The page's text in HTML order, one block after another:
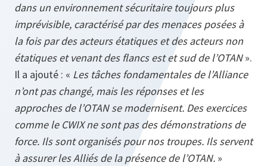
dans un environnement sécuritaire toujours plus
imprévisible, caractérisé par des menaces posées à
la fois par des acteurs étatiques et des acteurs non
étatiques et venant des flancs est et sud de l’OTAN».
Il a ajouté : « Les tâches fondamentales de l’Alliance
n’ont pas changé, mais les réponses et les
approches de l’OTAN se modernisent. Des exercices
comme le CWIX ne sont pas des démonstrations de
force. Ils sont organisés pour nos troupes. Ils servent
à assurer les Alliés de la présence de l’OTAN. »